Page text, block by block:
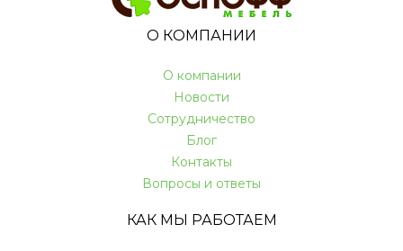
О КОМПАНИИ
О компании
Новости
Сотрудничество
Блог
Контакты
Вопросы и ответы
КАК МЫ РАБОТАЕМ